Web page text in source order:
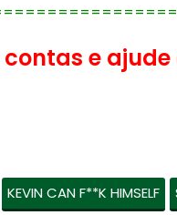
e ajude
KEVIN CAN F**K HIMSELF